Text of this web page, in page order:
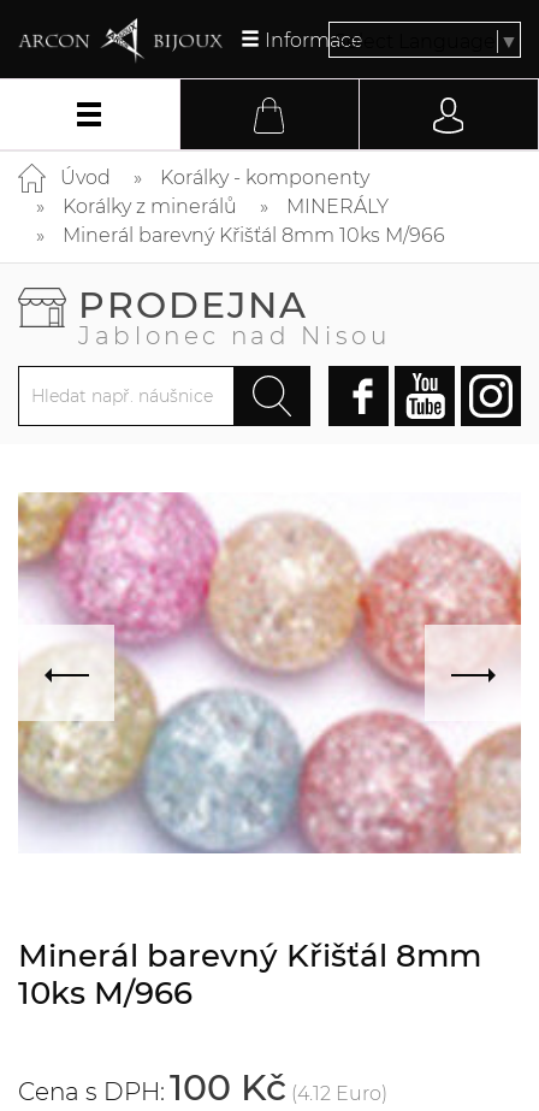
InformaceSelect Language ▼
Úvod
Korálky - komponenty
Korálky z minerálů
MINERÁLY
Minerál barevný Křišťál 8mm 10ks M/966
PRODEJNA
Jablonec nad Nisou
Minerál barevný Křišťál 8mm
10ks M/966
Cena s DPH: 100 Kč (4.12 Euro)